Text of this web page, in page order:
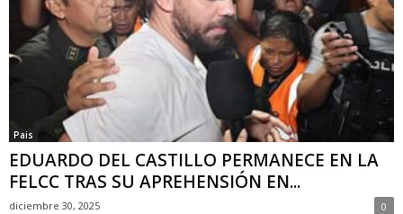
Pais
EDUARDO DEL CASTILLO PERMANECE EN LA
FELCC TRAS SU APREHENSIÓN EN...
diciembre 30, 2025 0